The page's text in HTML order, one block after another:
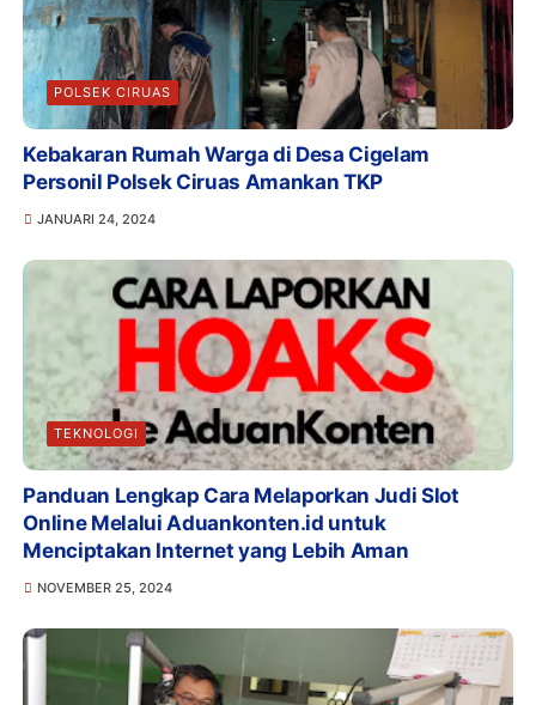
POLSEK CIRUAS
Kebakaran Rumah Warga di Desa Cigelam
Personil Polsek Ciruas Amankan TKP
JANUARI 24, 2024
TEKNOLOGI
Panduan Lengkap Cara Melaporkan Judi Slot
Online Melalui Aduankonten.id untuk
Menciptakan Internet yang Lebih Aman
NOVEMBER 25, 2024